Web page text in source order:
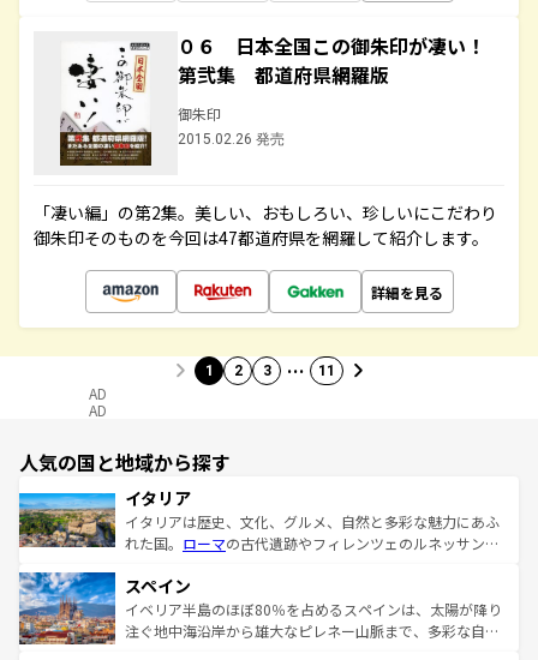
０６ 日本全国この御朱印が凄い！
第弐集 都道府県網羅版
御朱印
2015.02.26 発売
「凄い編」の第2集。美しい、おもしろい、珍しいにこだわり
御朱印そのものを今回は47都道府県を網羅して紹介します。
詳細を見る
1 2 3 … 11
AD
AD
人気の国と地域から探す
イタリア
イタリアは歴史、文化、グルメ、自然と多彩な魅力にあふ
れた国。 ローマの古代遺跡やフィレンツェのルネッサンス
ろん、トスカーナの美しい田園風景やアマルフィ海岸の絶
景など、自然景観も見逃せない。観光の合間には、本場の
ピザやパスタなど、絶品のイタリア料理を堪能することも
スペイン
イベリア半島のほぼ80％を占めるスペインは、太陽が降り
注ぐ地中海沿岸から雄大なピレネー山脈まで、多彩な自然